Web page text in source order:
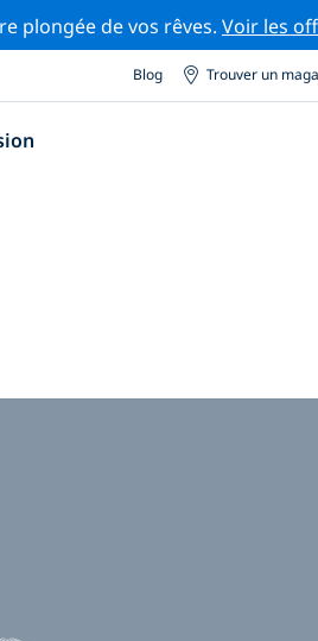
plongée de vos rêves. Voir les
Blog Trouver un